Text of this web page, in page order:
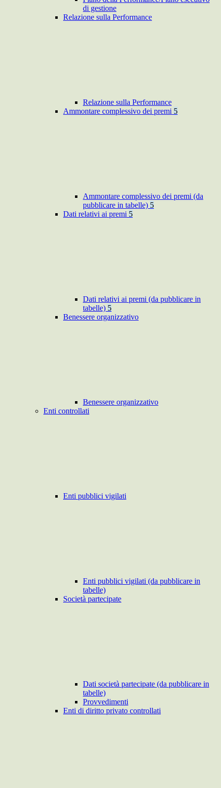
di gestione
Relazione sulla Performance
Relazione sulla Performance
Ammontare complessivo dei premi 5
Ammontare complessivo dei premi (da
pubblicare in tabelle) 5
Dati relativi ai premi 5
Dati relativi ai premi (da pubblicare in
tabelle) 5
Benessere organizzativo
Benessere organizzativo
Enti controllati
Enti pubblici vigilati
Enti pubblici vigilati (da pubblicare in
tabelle)
Società partecipate
Dati società partecipate (da pubblicare in
tabelle)
Provvedimenti
Enti di diritto privato controllati